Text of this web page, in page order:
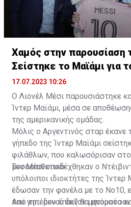
Χαμός στην παρουσίαση
Σείστηκε το Μαϊάμι για
σταρ
17.07.2023 10:26
Ο Λιονέλ Μέσι παρουσιάστηκε
Ίντερ Μαϊάμι, μέσα σε
της αμερικανικής ομάδας.
Μόλις ο Αργεντινός σταρ έκανε
γήπεδο της Ίντερ Μαϊάμι
φιλάθλων, που καλωσόρισαν
μεσοεπιθετικό.
Τον Μέσι υποδέχθηκαν ο
υπόλοιποι ιδιοκτήτες της Ίντερ
έδωσαν την φανέλα με το Νο10,
του γηπέδου έπαιζαν μηνύματα
Από το... μενού δεν θα